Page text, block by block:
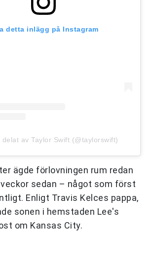
detta inlägg på Instagram
delat av Taylor Swift (@taylorswift)
ägde förlovningen rum redan
sedan – något som först
Enligt Travis Kelces pappa,
sonen i hemstaden Lee's
om Kansas City.